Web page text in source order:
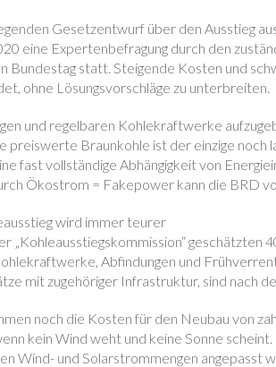
Gesetzentwurf über den Ausstieg
eine Expertenbefragung durch den
Bundestag statt. Steigende Kosten und
ohne Lösungsvorschläge zu unterbreiten.
und regelbaren Kohlekraftwerke
preiswerte Braunkohle ist der einzige noch
fast vollständige Abhängigkeit von
Ökostrom = Fakepower kann die BRD
wird immer teurer
„Kohleausstiegskommission“
Abfindungen und
mit zugehöriger Infrastruktur, sind nach
noch die Kosten für den Neubau von
kein Wind weht und keine Sonne
Wind- und Solarstrommengen angepasst